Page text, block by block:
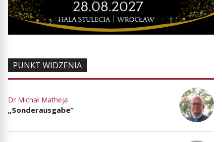
PUNKT WIDZENIA
Dr Michał Matheja
„Sonderausgabe”